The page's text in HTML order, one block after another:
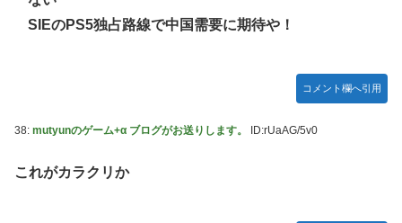
SIEのPS5独占路線で中国需要に期待や！
コメント欄へ引用
38: mutyunのゲーム+α ブログがお送りします。 ID:rUaAG/5v0
これがカラクリか